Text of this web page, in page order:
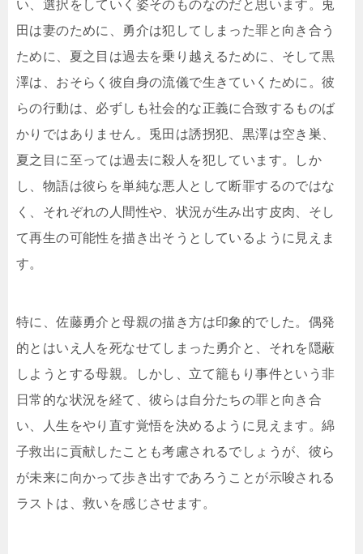
い、選択をしていく姿そのものなのだと思います。兎
田は妻のために、勇介は犯してしまった罪と向き合う
ために、夏之目は過去を乗り越えるために、そして黒
澤は、おそらく彼自身の流儀で生きていくために。彼
らの行動は、必ずしも社会的な正義に合致するものば
かりではありません。兎田は誘拐犯、黒澤は空き巣、
夏之目に至っては過去に殺人を犯しています。しか
し、物語は彼らを単純な悪人として断罪するのではな
く、それぞれの人間性や、状況が生み出す皮肉、そし
て再生の可能性を描き出そうとしているように見えま
す。
特に、佐藤勇介と母親の描き方は印象的でした。偶発
的とはいえ人を死なせてしまった勇介と、それを隠蔽
しようとする母親。しかし、立て籠もり事件という非
日常的な状況を経て、彼らは自分たちの罪と向き合
い、人生をやり直す覚悟を決めるように見えます。綿
子救出に貢献したことも考慮されるでしょうが、彼ら
が未来に向かって歩き出すであろうことが示唆される
ラストは、救いを感じさせます。